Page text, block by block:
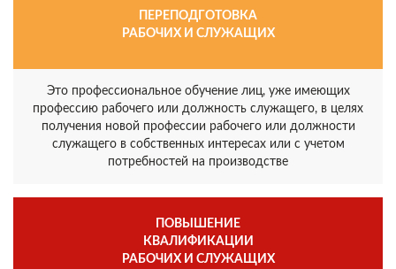
ПЕРЕПОДГОТОВКА
РАБОЧИХ И СЛУЖАЩИХ
Это профессиональное обучение лиц, уже имеющих
профессию рабочего или должность служащего, в целях
получения новой профессии рабочего или должности
служащего в собственных интересах или с учетом
потребностей на производстве
ПОВЫШЕНИЕ
КВАЛИФИКАЦИИ
РАБОЧИХ И СЛУЖАЩИХ